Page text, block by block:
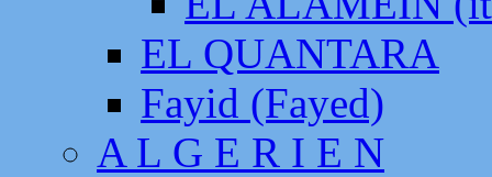
EL QUANTARA
Fayid (Fayed)
A L G E R I E N